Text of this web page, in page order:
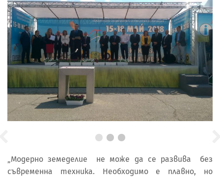
„Модерно земеделие не може да се развива без
съвременна техника. Необходимо е плавно, но